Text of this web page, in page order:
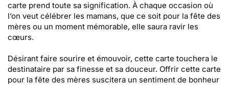
carte prend toute sa signification. À chaque occasion où
l’on veut célébrer les mamans, que ce soit pour la fête des
mères ou un moment mémorable, elle saura ravir les
cœurs.
Désirant faire sourire et émouvoir, cette carte touchera le
destinataire par sa finesse et sa douceur. Offrir cette carte
pour la fête des mères suscitera un sentiment de bonheur